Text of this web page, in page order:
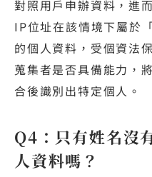
對照用戶申辦資料，進
IP位址在該情境下屬於
的個人資料，受個資法
蒐集者是否具備能力，
合後識別出特定個人。
Q4：只有姓名沒
人資料嗎？